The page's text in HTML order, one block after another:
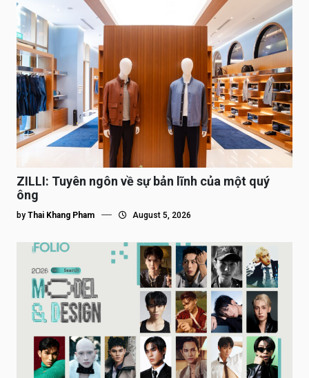
ZILLI: Tuyên ngôn về sự bản lĩnh của một quý
ông
by Thai Khang Pham August 5, 2026